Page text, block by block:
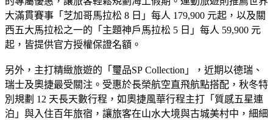
大滿貫賽事「芝加哥馬拉松 8 日」每人 179,900 元起，以及關
西五大馬拉松之一的「主題神戶馬拉松 5 日」每人 59,900 元
起，皆提供官方授權保證名額。
另外，主打精緻旅遊的「璽品SP Collection」，近期以德瑞、
瑞士及奧捷最受關注。受惠於長榮航空直飛航點搭配，秋冬特
別規劃 12 天長天數行程，如奧捷風華行程主打「質感五星連
泊」與入住百年旅宿，讓旅客在山水大境與古城美村中，細細